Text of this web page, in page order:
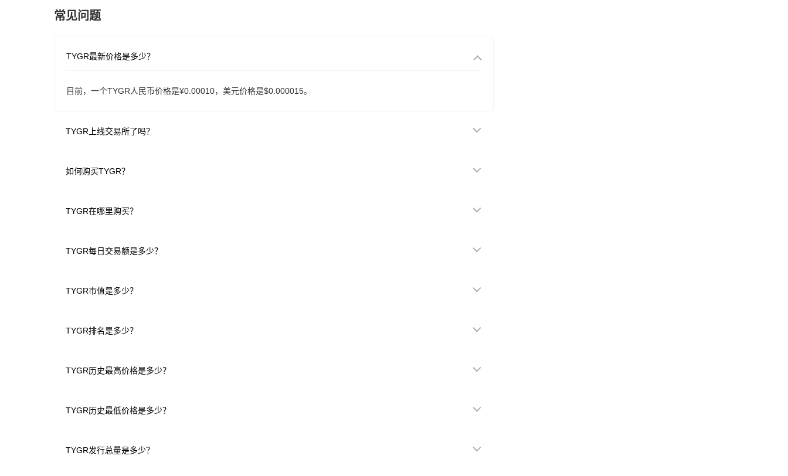
常见问题
TYGR最新价格是多少？
目前，一个TYGR人民币价格是¥0.00010，美元价格是$0.000015。
TYGR上线交易所了吗？
如何购买TYGR？
TYGR在哪里购买？
TYGR每日交易额是多少？
TYGR市值是多少？
TYGR排名是多少？
TYGR历史最高价格是多少？
TYGR历史最低价格是多少？
TYGR发行总量是多少？